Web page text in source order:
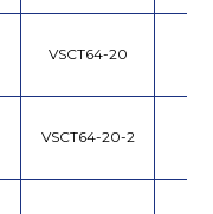
VSCT64-20
VSCT64-20-2